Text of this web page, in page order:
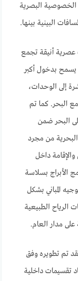
الخصوصية البصرية
البينية بينها.
عصرية أنيقة تجمع
يسمح بدخول أكبر
إلى الوحدات،
البحر. كما تم
البحر ضمن
البحرية من مجرد
داخل
الأبراج بسلاسة
المباني بشكل
الطبيعية
مدار العام.
تم تطويره وفق
تقسيمات داخلية